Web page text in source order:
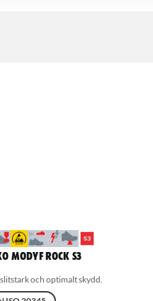
MODYF rock S3
och optimalt skydd.